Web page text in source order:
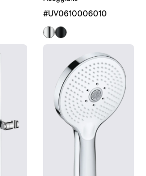
#UV0610006010